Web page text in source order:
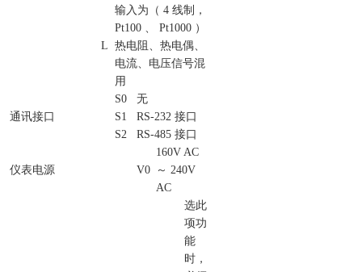
L
输入为（ 4 线制，
Pt100 、 Pt1000 ）
热电阻、热电偶、
电流、电压信号混
用
通讯接口
S0
无
S1
RS-232 接口
S2
RS-485 接口
仪表电源 V0
160V AC
～ 240V
AC
选此
项功
能
时，